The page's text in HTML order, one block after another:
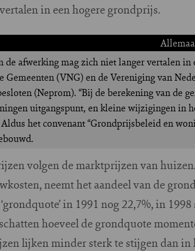
in een hogere grondprijs.
de afwerking mag zich niet langer vertalen
Gemeenten (VNG) en de Vereniging van
(Neprom). “Bij de berekening van de
uitgangspunt, en kleine wijzigingen in
het convenant “Grondprijsbeleid en
volgen de marktprijzen van
neemt het aandeel van de
in 1991 nog 22,7%, in
hoeveel de grondquote
lijken minder sterk te stijgen dan